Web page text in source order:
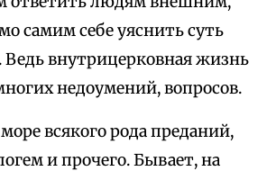
самим себе уяснить суть
Ведь внутрицерковная жизнь
недоумений, вопросов.
всякого рода преданий,
и прочего. Бывает, на